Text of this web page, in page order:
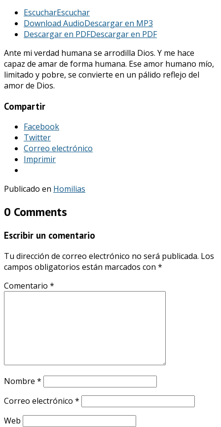
EscucharEscuchar
Download AudioDescargar en MP3
Descargar en PDFDescargar en PDF
Ante mi verdad humana se arrodilla Dios. Y me hace
capaz de amar de forma humana. Ese amor humano mío,
limitado y pobre, se convierte en un pálido reflejo del
amor de Dios.
Compartir
Facebook
Twitter
Correo electrónico
Imprimir
Publicado en Homilias
0 Comments
Escribir un comentario
Tu dirección de correo electrónico no será publicada. Los
campos obligatorios están marcados con *
Comentario *
Nombre *
Correo electrónico *
Web